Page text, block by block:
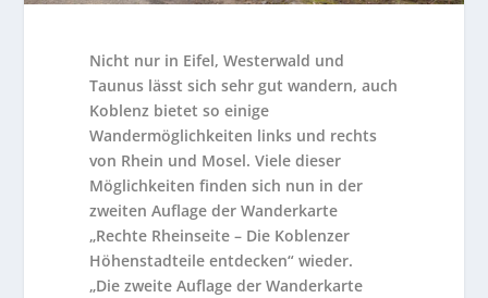
Nicht nur in Eifel, Westerwald und
Taunus lässt sich sehr gut wandern, auch
Koblenz bietet so einige
Wandermöglichkeiten links und rechts
von Rhein und Mosel. Viele dieser
Möglichkeiten finden sich nun in der
zweiten Auflage der Wanderkarte
„Rechte Rheinseite – Die Koblenzer
Höhenstadteile entdecken“ wieder.
„Die zweite Auflage der Wanderkarte